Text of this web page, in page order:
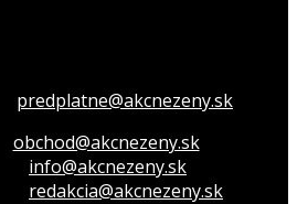
predplatne@akcnezeny.sk
obchod@akcnezeny.sk
info@akcnezeny.sk
redakcia@akcnezeny.sk